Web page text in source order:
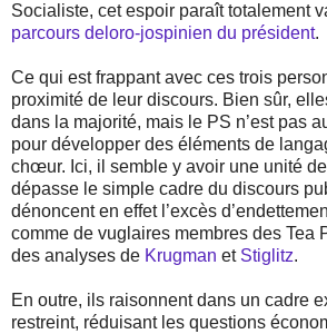
Socialiste, cet espoir paraît totalement
parcours deloro-jospinien du président.
Ce qui est frappant avec ces trois
proximité de leur discours. Bien sûr,
dans la majorité, mais le PS n’est pas
pour développer des éléments de
chœur. Ici, il semble y avoir une unité
dépasse le simple cadre du discours
dénoncent en effet l’excès
comme de vuglaires membres des Tea
des analyses de Krugman et Stiglitz.
En outre, ils raisonnent dans un cadre
restreint, réduisant les questions